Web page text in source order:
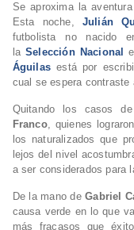
Se aproxima la
Esta noche, Julián
futbolista no nacido
laSelección Nacional
Águilas está por
cual se espera
Quitando los casos de
Franco, quienes
los naturalizados que
lejos del nivel
a ser considerados para
De la mano deGabriel
causa verde en lo que
más fracasos que